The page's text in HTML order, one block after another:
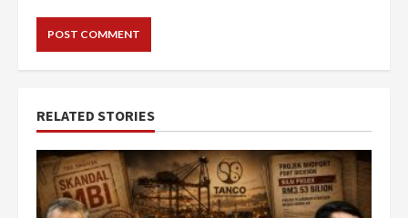
RELATED STORIES